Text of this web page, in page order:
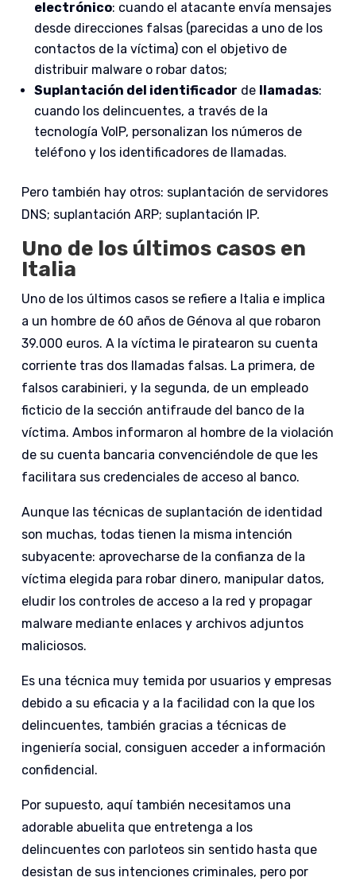
electrónico: cuando el atacante envía mensajes
desde direcciones falsas (parecidas a uno de los
contactos de la víctima) con el objetivo de
distribuir malware o robar datos;
Suplantación del identificador de llamadas:
cuando los delincuentes, a través de la
tecnología VoIP, personalizan los números de
teléfono y los identificadores de llamadas.
Pero también hay otros: suplantación de servidores
DNS; suplantación ARP; suplantación IP.
Uno de los últimos casos en
Italia
Uno de los últimos casos se refiere a Italia e implica
a un hombre de 60 años de Génova al que robaron
39.000 euros. A la víctima le piratearon su cuenta
corriente tras dos llamadas falsas. La primera, de
falsos carabinieri, y la segunda, de un empleado
ficticio de la sección antifraude del banco de la
víctima. Ambos informaron al hombre de la violación
de su cuenta bancaria convenciéndole de que les
facilitara sus credenciales de acceso al banco.
Aunque las técnicas de suplantación de identidad
son muchas, todas tienen la misma intención
subyacente: aprovecharse de la confianza de la
víctima elegida para robar dinero, manipular datos,
eludir los controles de acceso a la red y propagar
malware mediante enlaces y archivos adjuntos
maliciosos.
Es una técnica muy temida por usuarios y empresas
debido a su eficacia y a la facilidad con la que los
delincuentes, también gracias a técnicas de
ingeniería social, consiguen acceder a información
confidencial.
Por supuesto, aquí también necesitamos una
adorable abuelita que entretenga a los
delincuentes con parloteos sin sentido hasta que
desistan de sus intenciones criminales, pero por